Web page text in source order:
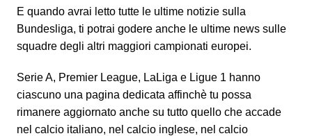
E quando avrai letto tutte le ultime notizie sulla
Bundesliga, ti potrai godere anche le ultime news sulle
squadre degli altri maggiori campionati europei.
Serie A, Premier League, LaLiga e Ligue 1 hanno
ciascuno una pagina dedicata affinchè tu possa
rimanere aggiornato anche su tutto quello che accade
nel calcio italiano, nel calcio inglese, nel calcio